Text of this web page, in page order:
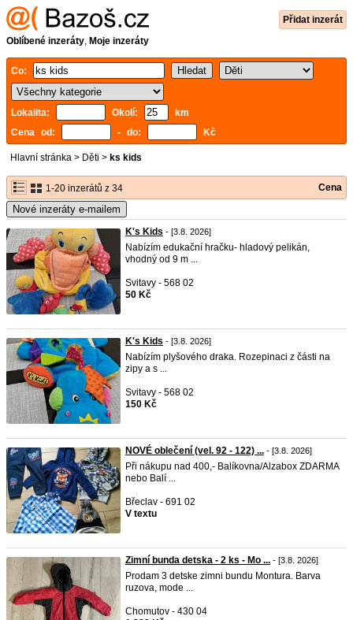
Přidat inzerát
Oblíbené inzeráty, Moje inzeráty
Co:
Lokalita: Okolí:
km
Cena od:
- do: Kč
Hlavní stránka > Děti > ks kids
1-20 inzerátů z 34 Cena
Nové inzeráty e-mailem
K's Kids - [3.8. 2026]
Nabízím edukační hračku- hladový pelikán,
vhodný od 9 m ...
Svitavy - 568 02
50 Kč
K's Kids - [3.8. 2026]
Nabízím plyšového draka. Rozepinaci z části na
zipy a s ...
Svitavy - 568 02
150 Kč
NOVÉ oblečení (vel. 92 - 122) ... - [3.8. 2026]
Při nákupu nad 400,- Balíkovna/Alzabox ZDARMA
nebo Balí ...
Břeclav - 691 02
V textu
Zimní bunda detska - 2 ks - Mo ... - [3.8. 2026]
Prodam 3 detske zimni bundu Montura. Barva
ruzova, mode ...
Chomutov - 430 04